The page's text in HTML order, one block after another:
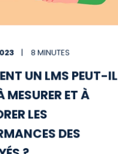
8 MINUTES
UN LMS PEUT-IL
MESURER ET À
LES
DES